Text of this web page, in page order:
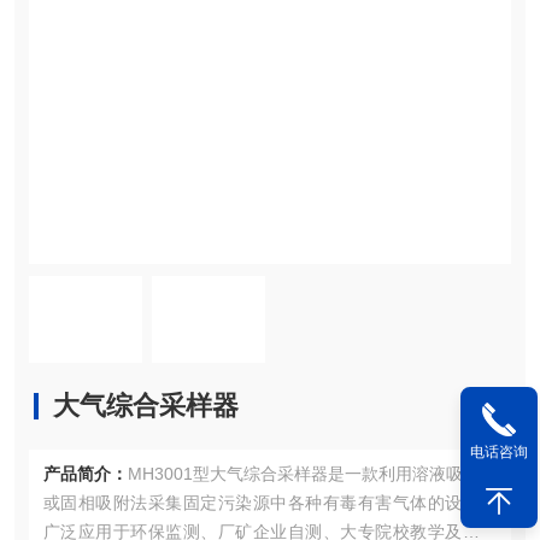
大气综合采样器
产品简介： MH3001型大气综合采样器是一款利用溶液吸收法
或固相吸附法采集固定污染源中各种有毒有害气体的设备，
广泛应用于环保监测、厂矿企业自测、大专院校教学及科研
电话咨询